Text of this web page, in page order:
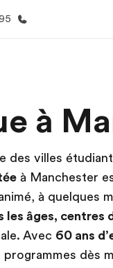
à
des villes
à Manchester
à quelques
les âges, centres
Avec 60 ans
dès